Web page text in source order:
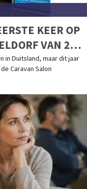
KEER OP
VAN 28
in Duitsland, maar dit jaar
Caravan Salon